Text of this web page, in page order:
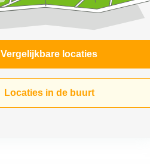
Vergelijkbare locaties
Locaties in de buurt